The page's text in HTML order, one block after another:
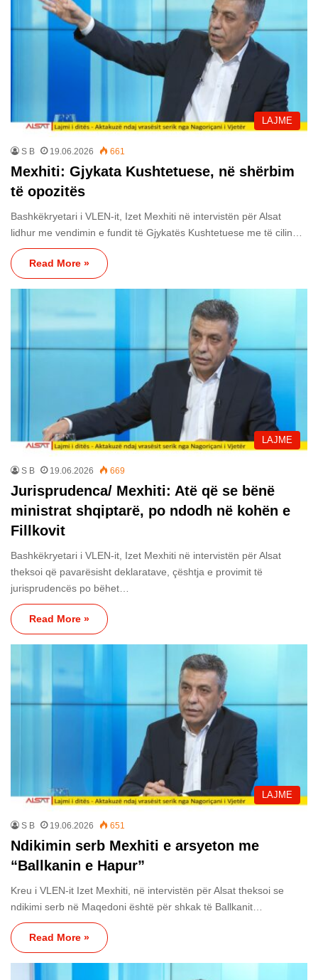
LAJME
S B 19.06.2026 661
Mexhiti: Gjykata Kushtetuese, në shërbim
të opozitës
Bashkëkryetari i VLEN-it, Izet Mexhiti në intervistën për Alsat
lidhur me vendimin e fundit të Gjykatës Kushtetuese me të cilin…
Read More »
LAJME
S B 19.06.2026 669
Jurisprudenca/ Mexhiti: Atë që se bënë
ministrat shqiptarë, po ndodh në kohën e
Fillkovit
Bashkëkryetari i VLEN-it, Izet Mexhiti në intervistën për Alsat
theksoi që pavarësisht deklaratave, çështja e provimit të
jurisprudencës po bëhet…
Read More »
LAJME
S B 19.06.2026 651
Ndikimin serb Mexhiti e arsyeton me
“Ballkanin e Hapur”
Kreu i VLEN-it Izet Mexhiti, në intervistën për Alsat theksoi se
ndikimi serb në Maqedoni është për shkak të Ballkanit…
Read More »